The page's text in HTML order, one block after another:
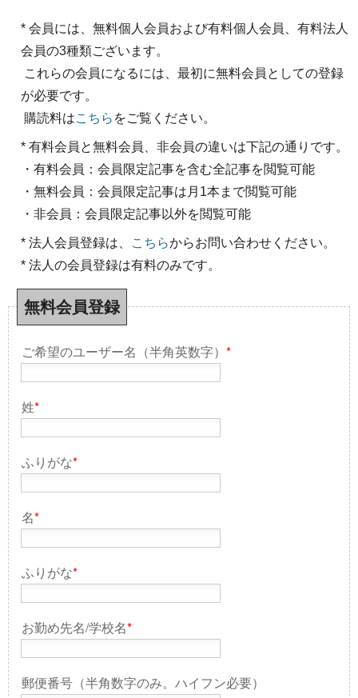
* 会員には、無料個人会員および有料個人会員、有料法人
会員の3種類ございます。
これらの会員になるには、最初に無料会員としての登録
が必要です。
購読料はこちら をご覧ください。
* 有料会員と無料会員、非会員の違いは下記の通りです。
・有料会員：会員限定記事を含む全記事を閲覧可能
・無料会員：会員限定記事は月1本まで閲覧可能
・非会員：会員限定記事以外を閲覧可能
* 法人会員登録は、 こちらからお問い合わせください。
* 法人の会員登録は有料のみです。
無料会員登録
ご希望のユーザー名（半角英数字） *
姓*
ふりがな*
名*
ふりがな*
お勤め先名/学校名*
郵便番号（半角数字のみ。ハイフン必要）